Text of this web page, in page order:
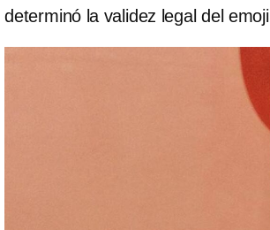
determinó la validez legal del